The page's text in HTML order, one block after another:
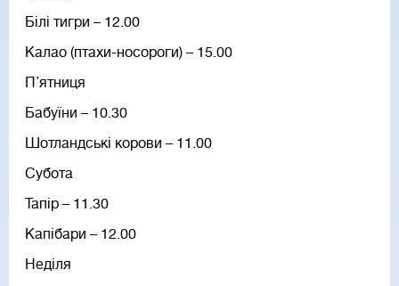
Білі тигри – 12.00
Калао (птахи-носороги) – 15.00
П’ятниця
Бабуїни – 10.30
Шотландські корови – 11.00
Субота
Тапір – 11.30
Капібари – 12.00
Неділя